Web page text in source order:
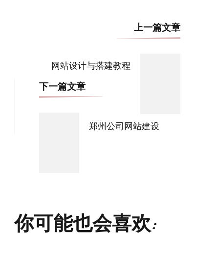
导
上一篇文章
网站设计与搭建教程
下一篇文章
郑州公司网站建设
你可能也会喜欢: